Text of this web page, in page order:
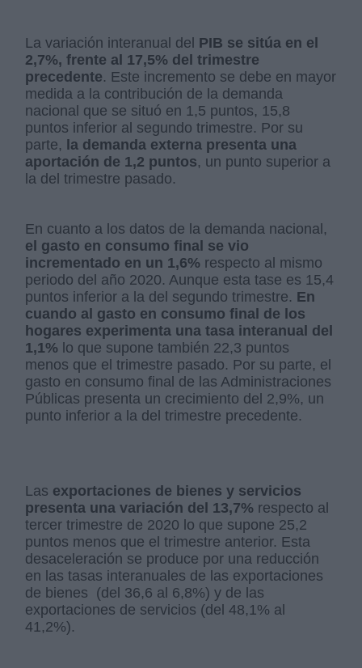
La variación interanual del PIB se sitúa en el
2,7%, frente al 17,5% del trimestre
precedente. Este incremento se debe en mayor
medida a la contribución de la demanda
nacional que se situó en 1,5 puntos, 15,8
puntos inferior al segundo trimestre. Por su
parte,
la demanda externa presenta una
aportación de 1,2 puntos, un punto superior a
la del trimestre pasado.
En cuanto a los datos de la demanda nacional,
el gasto en consumo final se vio
incrementado en un 1,6% respecto al mismo
periodo del año 2020. Aunque esta tase es 15,4
puntos inferior a la del segundo trimestre. En
cuando al gasto en consumo final de los
hogares experimenta una tasa interanual del
1,1% lo que supone también 22,3 puntos
menos que el trimestre pasado. Por su parte, el
gasto en consumo final de las Administraciones
Públicas presenta un crecimiento del 2,9%, un
punto inferior a la del trimestre precedente.
Las exportaciones de bienes y servicios
presenta una variación del 13,7% respecto al
tercer trimestre de 2020 lo que supone 25,2
puntos menos que el trimestre anterior. Esta
desaceleración se produce por una reducción
en las tasas interanuales de las exportaciones
de bienes (del 36,6 al 6,8%) y de las
exportaciones de servicios (del 48,1% al
41,2%).